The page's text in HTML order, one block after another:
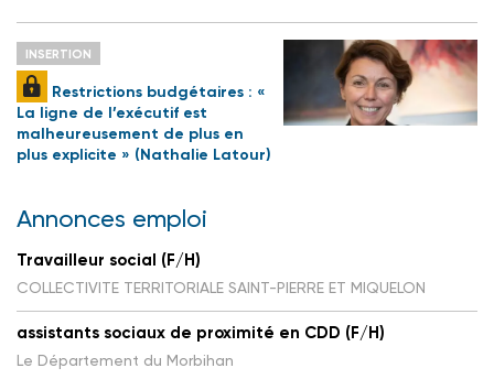
INSERTION
Restrictions budgétaires : «
La ligne de l’exécutif est
malheureusement de plus en
plus explicite » (Nathalie Latour)
Annonces emploi
Travailleur social (F/H)
COLLECTIVITE TERRITORIALE SAINT-PIERRE ET MIQUELON
assistants sociaux de proximité en CDD (F/H)
Le Département du Morbihan